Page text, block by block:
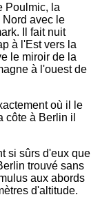
Poulmic, la
Nord avec le
Il fait nuit
à l'Est vers la
le miroir de la
à l'ouest de
où il le
côte à Berlin il
si sûrs d'eux que
trouvé sans
aux abords
d'altitude.